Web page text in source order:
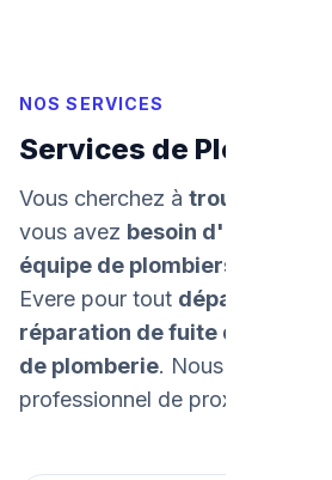
NOS SERVICES
Services de
Vous cherchez à trouver un
vous avez besoin d'un
équipe de plombiers
Evere pour tout dépannage
réparation de fuite d'eau
de plomberie. Nous
professionnel de proximité.